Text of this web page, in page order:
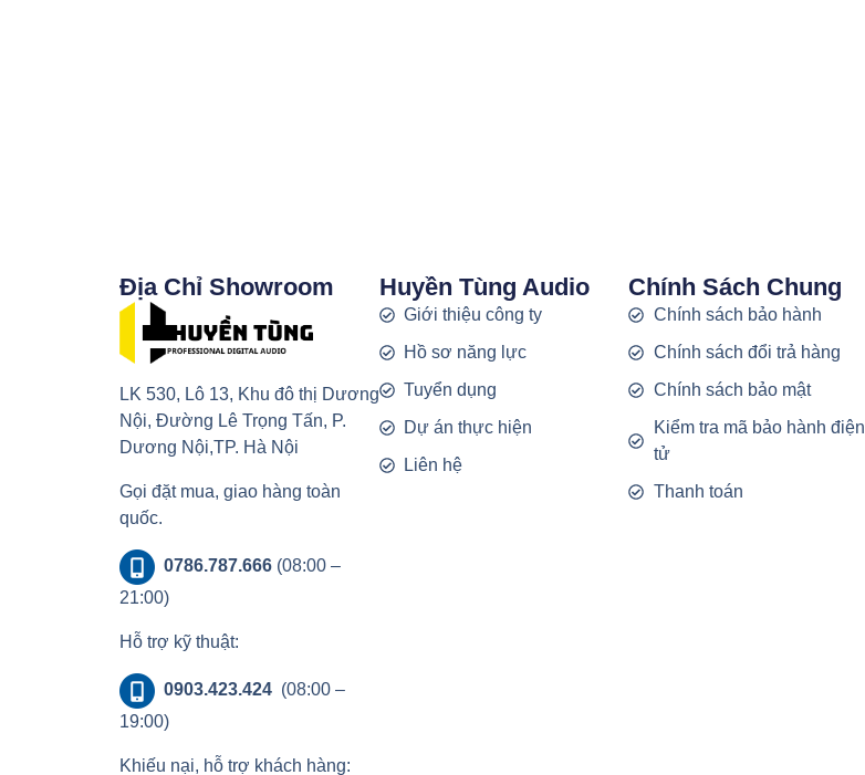
Địa Chỉ Showroom
LK 530, Lô 13, Khu đô thị Dương
Nội, Đường Lê Trọng Tấn, P.
Dương Nội,TP. Hà Nội
Gọi đặt mua, giao hàng toàn
quốc.
0786.787.666(08:00 –
21:00)
Hỗ trợ kỹ thuật:
0903.423.424 (08:00 –
19:00)
Khiếu nại, hỗ trợ khách hàng:
Huyền Tùng Audio
Giới thiệu công ty
Hồ sơ năng lực
Tuyển dụng
Dự án thực hiện
Liên hệ
Chính Sách Chung
Chính sách bảo hành
Chính sách đổi trả hàng
Chính sách bảo mật
Kiểm tra mã bảo hành điện
tử
Thanh toán